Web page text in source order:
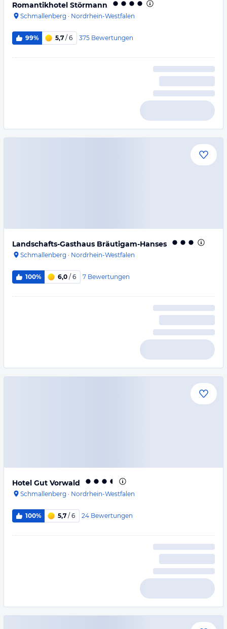
Romantikhotel Störmann
Schmallenberg · Nordrhein-Westfalen
99% 5,7 / 6 375 Bewertungen
Landschafts-Gasthaus Bräutigam-Hanses
Schmallenberg · Nordrhein-Westfalen
100% 6,0 / 6 7 Bewertungen
Hotel Gut Vorwald
Schmallenberg · Nordrhein-Westfalen
100% 5,7 / 6 24 Bewertungen